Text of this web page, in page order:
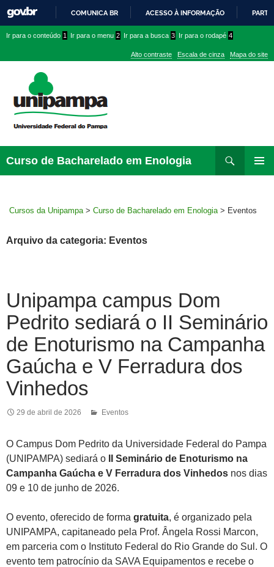
PARA
CONTEÚDO
COMUNICA BR ACESSO À INFORMAÇÃO
conteúdo
menu
superior
menu
Ir para o conteúdo 1 Ir para o menu 2 Ir para a busca 3 Ir para o rodapé 4
Alto contraste Escala de cinza Mapa do site
Curso de Bacharelado em Enologia
para
Cursos da Unipampa > Curso de Bacharelado em Enologia > Eventos
Arquivo da categoria: Eventos
Unipampa campus Dom
Pedrito sediará o II Seminário
de Enoturismo na Campanha
Gaúcha e V Ferradura dos
Vinhedos
29 de abril de 2026 Eventos
O Campus Dom Pedrito da Universidade Federal do Pampa
(UNIPAMPA) sediará o II Seminário de Enoturismo na
Campanha Gaúcha e V Ferradura dos Vinhedos nos dias
09 e 10 de junho de 2026.
O evento, oferecido de forma gratuita, é organizado pela
UNIPAMPA, capitaneado pela Prof. Ângela Rossi Marcon,
em parceria com o Instituto Federal do Rio Grande do Sul. O
evento tem patrocínio da SAVA Equipamentos e recebe o